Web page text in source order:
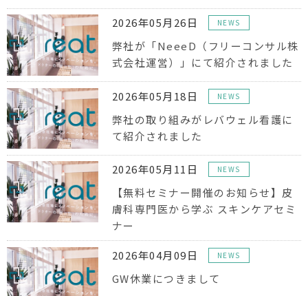
2026年05月26日 NEWS
弊社が「NeeeD（フリーコンサル株
式会社運営）」にて紹介されました
2026年05月18日 NEWS
弊社の取り組みがレバウェル看護に
て紹介されました
2026年05月11日 NEWS
【無料セミナー開催のお知らせ】皮
膚科専門医から学ぶ スキンケアセミ
ナー
2026年04月09日 NEWS
GW休業につきまして